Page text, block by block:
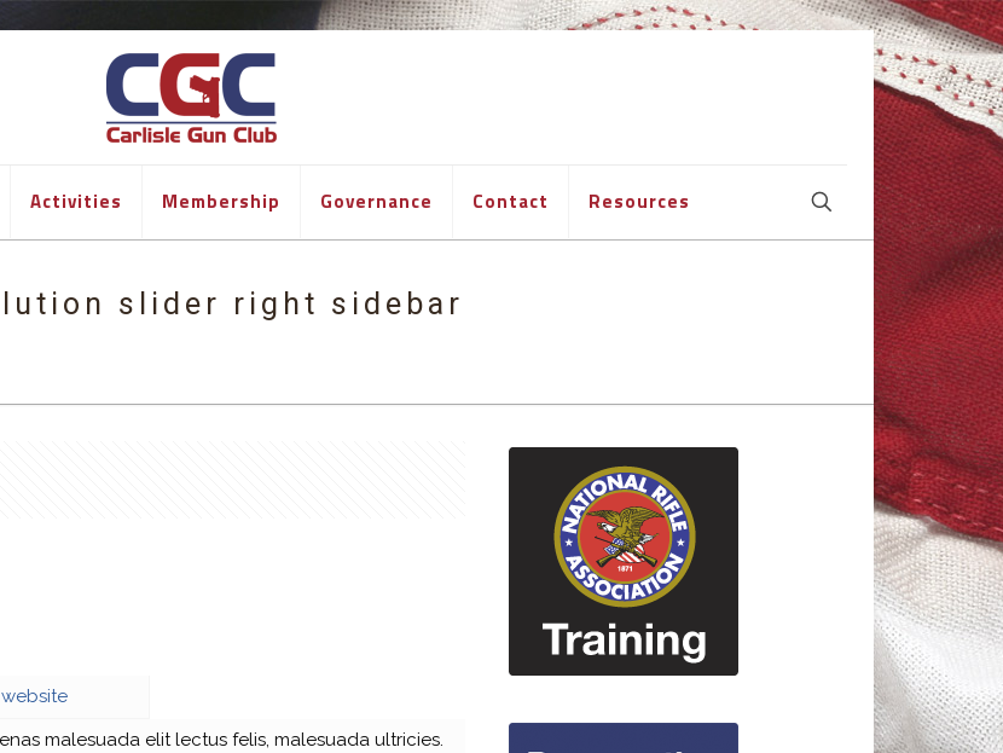
Activities Membership Governance Contact Resources
slider right sidebar
malesuada elit lectus felis, malesuada ultricies.